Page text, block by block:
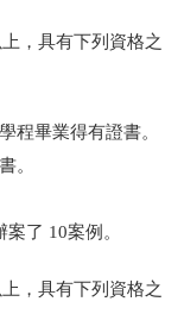
，具有下列資格之
程畢業得有證書。
。
了 10案例。
，具有下列資格之